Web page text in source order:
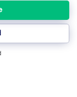
worden
aan uw
zijn